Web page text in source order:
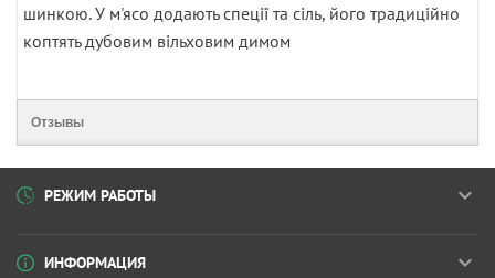
шинкою. У м'ясо додають спеції та сіль, його традиційно
коптять дубовим вільховим димом
Отзывы
РЕЖИМ РАБОТЫ
ИНФОРМАЦИЯ